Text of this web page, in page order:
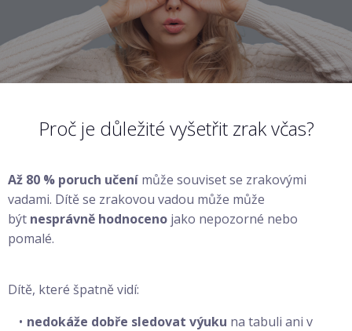
Proč je důležité vyšetřit zrak včas?
Až 80 % poruch učení může souviset se zrakovými
vadami. Dítě se zrakovou vadou může může
být nesprávně hodnoceno jako nepozorné nebo
pomalé.
Dítě, které špatně vidí:
nedokáže dobře sledovat výuku na tabuli ani v